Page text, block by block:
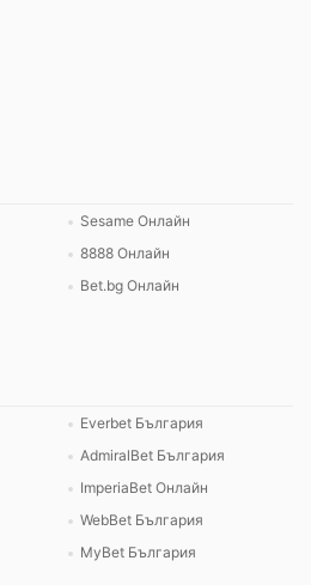
Sesame Онлайн
8888 Онлайн
Bet.bg Онлайн
Everbet България
AdmiralBet България
ImperiaBet Онлайн
WebBet България
MyBet България